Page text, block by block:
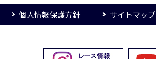
個人情報保護方針 サイトマップ